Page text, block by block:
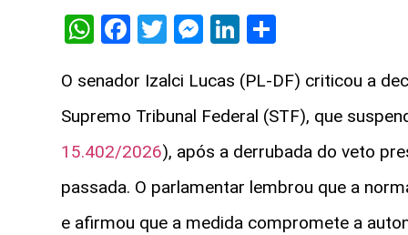
WhatsApp
Facebook
TwitterMessenger
LinkedIn
O senador Izalci Lucas (PL-DF) criticou a
Supremo Tribunal Federal (STF), que
15.402/2026), após a derrubada do veto
passada. O parlamentar lembrou que a
e afirmou que a medida compromete a